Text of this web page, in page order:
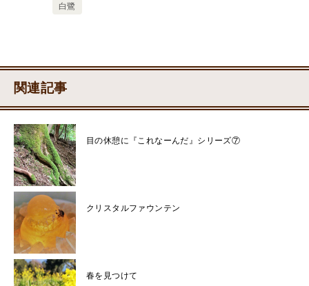
白鷺
関連記事
目の休憩に『これなーんだ』シリーズ⑦
クリスタルファウンテン
春を見つけて